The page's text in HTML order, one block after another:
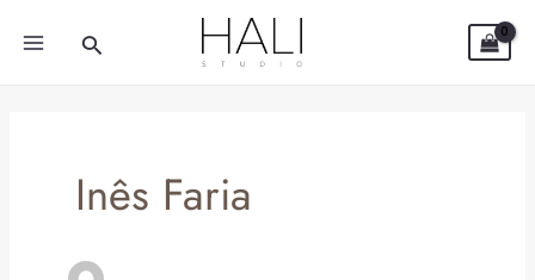
Search
Inês Faria